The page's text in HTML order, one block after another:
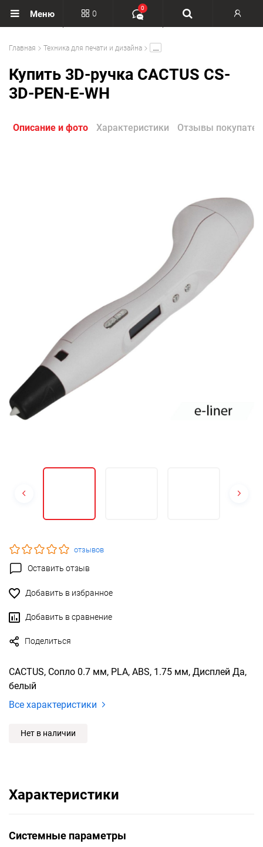
Меню 0
0
Главная Техника для печати и дизайна
Купить 3D-ручка CACTUS CS-
3D-PEN-E-WH
Описание и фото Характеристики Отзывы
отзывов
Оставить отзыв
Добавить в избранное
Добавить в сравнение
Поделиться
CACTUS, Сопло 0.7 мм, PLA, ABS, 1.75 мм, Дисплей Да,
белый
Все характеристики
Нет в наличии
Характеристики
Системные параметры